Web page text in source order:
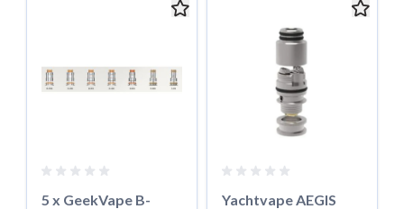
5 x GeekVape B-
Yachtvape AEGIS